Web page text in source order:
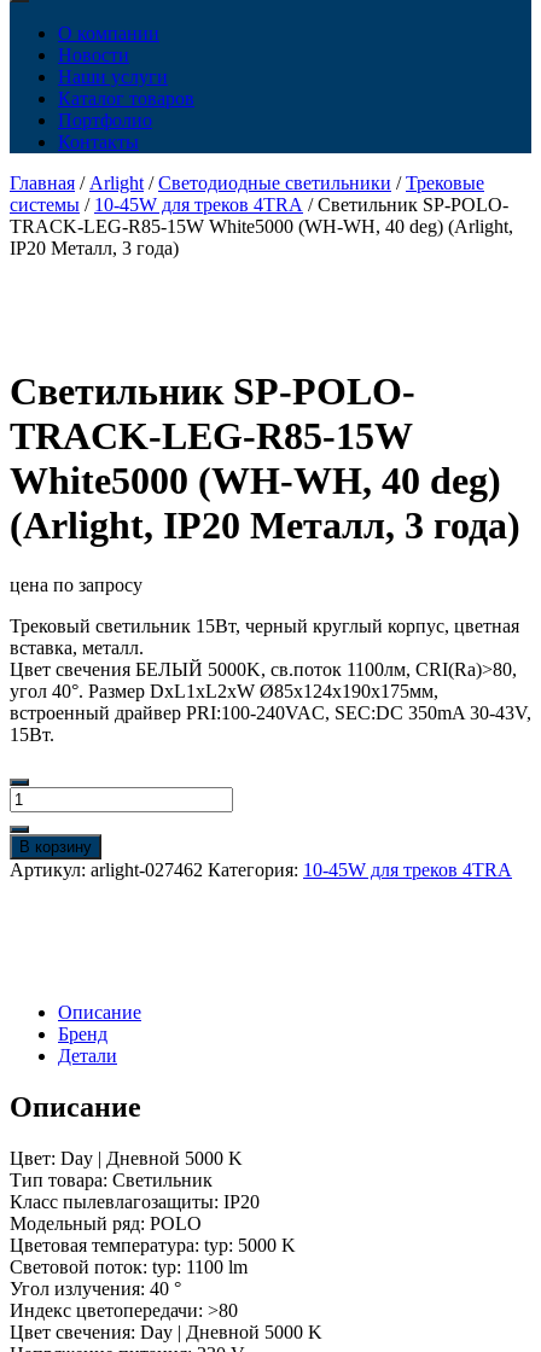
О компании
Новости
Наши услуги
Каталог товаров
Портфолио
Контакты
Главная / Arlight /Светодиодные светильники /Трековые
системы / 10-45W для треков 4TRA / Светильник SP-POLO-
TRACK-LEG-R85-15W White5000 (WH-WH, 40 deg) (Arlight,
IP20 Металл, 3 года)
Светильник SP-POLO-
TRACK-LEG-R85-15W
White5000 (WH-WH, 40 deg)
(Arlight, IP20 Металл, 3 года)
цена по запросу
Трековый светильник 15Вт, черный круглый корпус, цветная
вставка, металл.
Цвет свечения БЕЛЫЙ 5000K, св.поток 1100лм, CRI(Ra)>80,
угол 40°. Размер DxL1xL2xW Ø85x124x190x175мм,
встроенный драйвер PRI:100-240VAC, SEC:DC 350mA 30-43V,
15Вт.
Количество
товара
Светильник
SP-
POLO-
(WH-
WH,
(Arlight,
IP20
3
года)
В корзину
Артикул: arlight-027462 Категория: 10-45W для треков 4TRA
Описание
Бренд
Детали
Описание
Цвет: Day | Дневной 5000 K
Тип товара: Светильник
Класс пылевлагозащиты: IP20
Модельный ряд: POLO
Цветовая температура: typ: 5000 K
Световой поток: typ: 1100 lm
Угол излучения: 40 °
Индекс цветопередачи: >80
Цвет свечения: Day | Дневной 5000 K